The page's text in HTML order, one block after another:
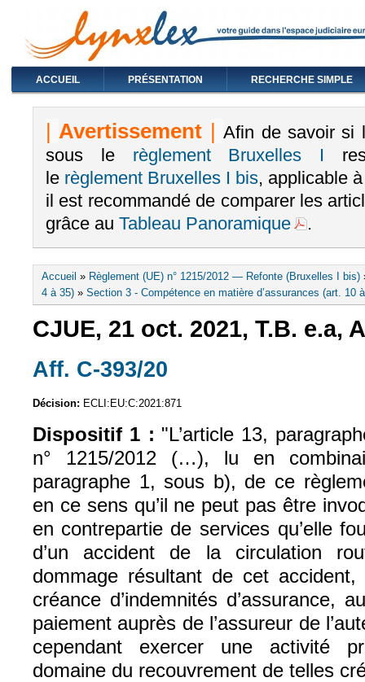
ACCUEIL PRÉSENTATION RECHERCHE SIMPLE
|Avertissement | Afin de savoir si
sous le règlement Bruxelles I
le règlement Bruxelles I bis, applicable
il est recommandé de comparer les
grâce au Tableau Panoramique .
Vous êtes ici
Accueil » Règlement (UE) n° 1215/2012 — Refonte (Bruxelles I bis)
4 à 35) » Section 3 - Compétence en matière d’assurances (art. 10
CJUE, 21 oct. 2021, T.B. e.a,
Aff. C-393/20
Décision: ECLI:EU:C:2021:871
Dispositif 1 : "L’article 13,
n° 1215/2012 (…), lu en
paragraphe 1, sous b), de ce
en ce sens qu’il ne peut pas être
en contrepartie de services qu’elle
d’un accident de la circulation
dommage résultant de cet
créance d’indemnités d’assurance,
paiement auprès de l’assureur de
cependant exercer une activité
domaine du recouvrement de telles